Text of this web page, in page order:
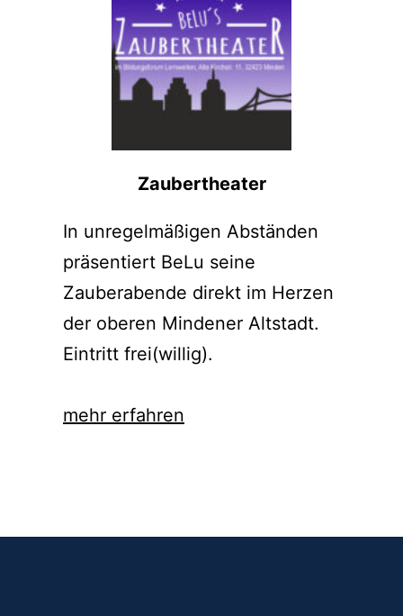
mehr erfahren
Zaubertheater
In unregelmäßigen Abständen
präsentiert BeLu seine
der oberen Mindener Altstadt.